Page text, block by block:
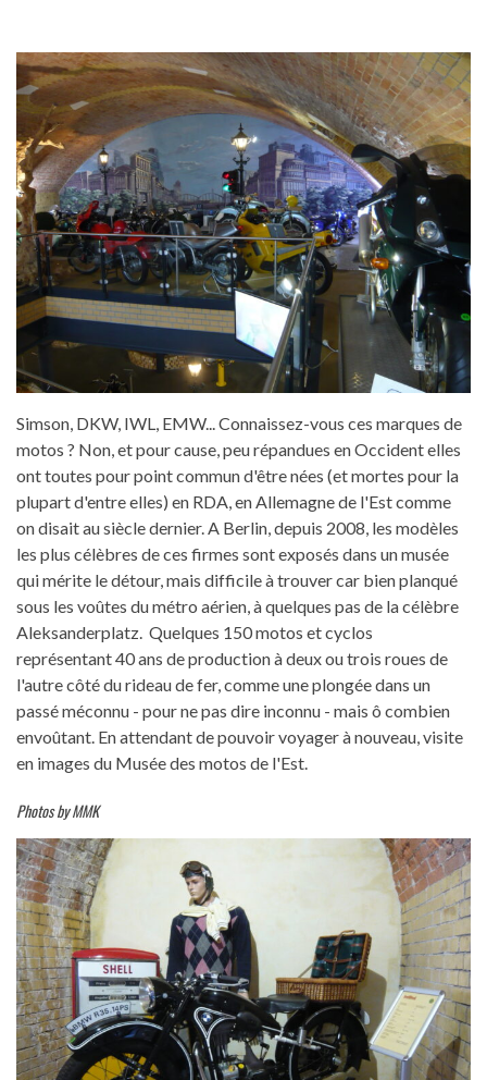
Simson, DKW, IWL, EMW... Connaissez-vous ces marques de
motos ? Non, et pour cause, peu répandues en Occident elles
ont toutes pour point commun d'être nées (et mortes pour la
plupart d'entre elles) en RDA, en Allemagne de l'Est comme
on disait au siècle dernier. A Berlin, depuis 2008, les modèles
les plus célèbres de ces firmes sont exposés dans un musée
qui mérite le détour, mais difficile à trouver car bien planqué
sous les voûtes du métro aérien, à quelques pas de la célèbre
Aleksanderplatz. Quelques 150 motos et cyclos
représentant 40 ans de production à deux ou trois roues de
l'autre côté du rideau de fer, comme une plongée dans un
passé méconnu - pour ne pas dire inconnu - mais ô combien
envoûtant. En attendant de pouvoir voyager à nouveau, visite
en images du Musée des motos de l'Est.
Photos by MMK